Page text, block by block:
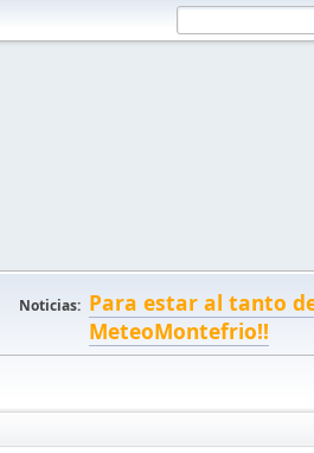
Noticias: Para estar al tanto
MeteoMontefrio!!